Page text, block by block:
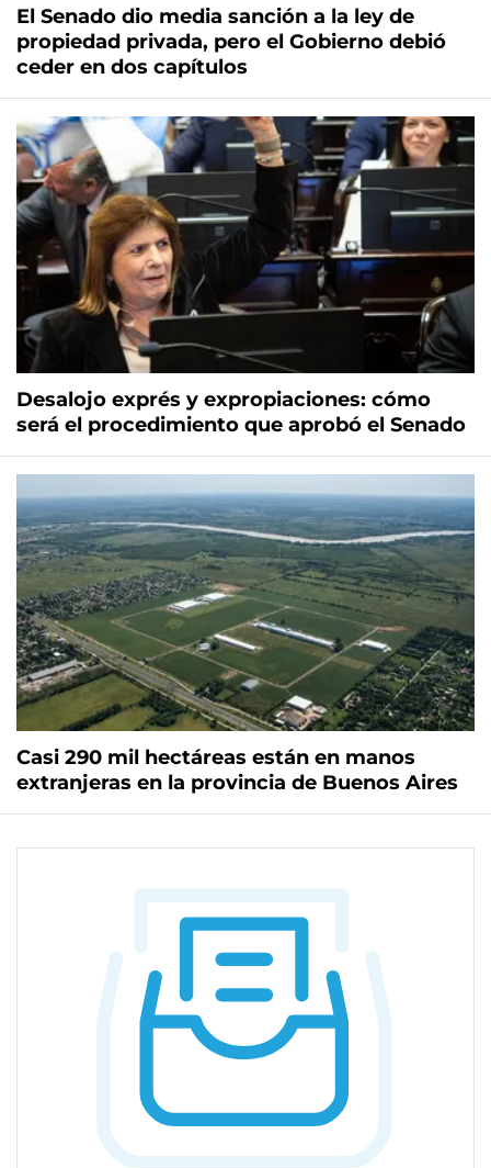
El Senado dio media sanción a la ley de
propiedad privada, pero el Gobierno debió
ceder en dos capítulos
Desalojo exprés y expropiaciones: cómo
será el procedimiento que aprobó el Senado
Casi 290 mil hectáreas están en manos
extranjeras en la provincia de Buenos Aires